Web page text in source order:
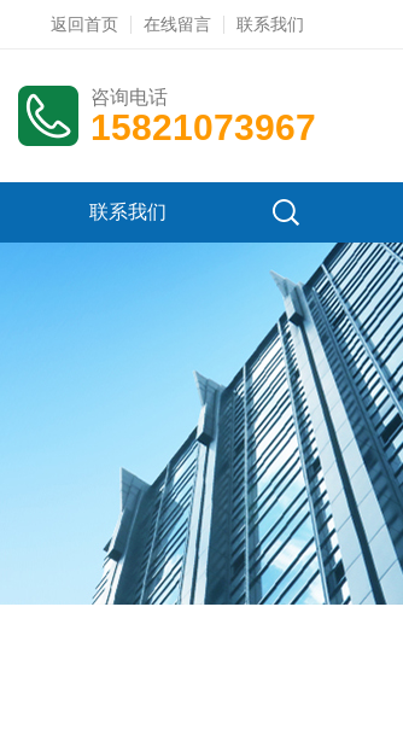
返回首页 在线留言 联系我们
咨询电话
15821073967
联系我们